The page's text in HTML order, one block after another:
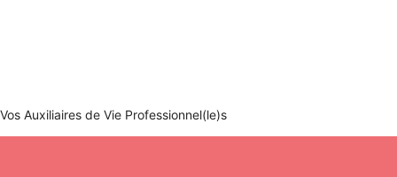
Vos Auxiliaires de Vie Professionnel(le)s